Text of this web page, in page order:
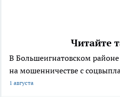
Читайте
В Большеигнатовском
на мошенничестве с
1 августа